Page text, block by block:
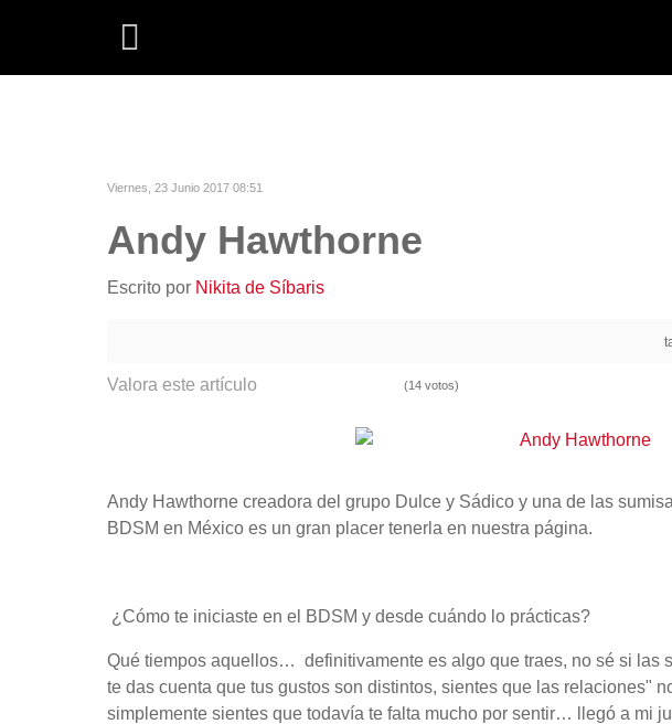
Viernes, 23 Junio 2017 08:51
Andy Hawthorne
Escrito por Nikita de Síbaris
Valora este artículo (14 votos)
Andy Hawthorne creadora del grupo Dulce y Sádico y una de las
BDSM en México es un gran placer tenerla en nuestra página.
¿Cómo te iniciaste en el BDSM y desde cuándo lo prácticas?
Qué tiempos aquellos… definitivamente es algo que traes, no sé si las
te das cuenta que tus gustos son distintos, sientes que las relaciones"
simplemente sientes que todavía te falta mucho por sentir… llegó a mi